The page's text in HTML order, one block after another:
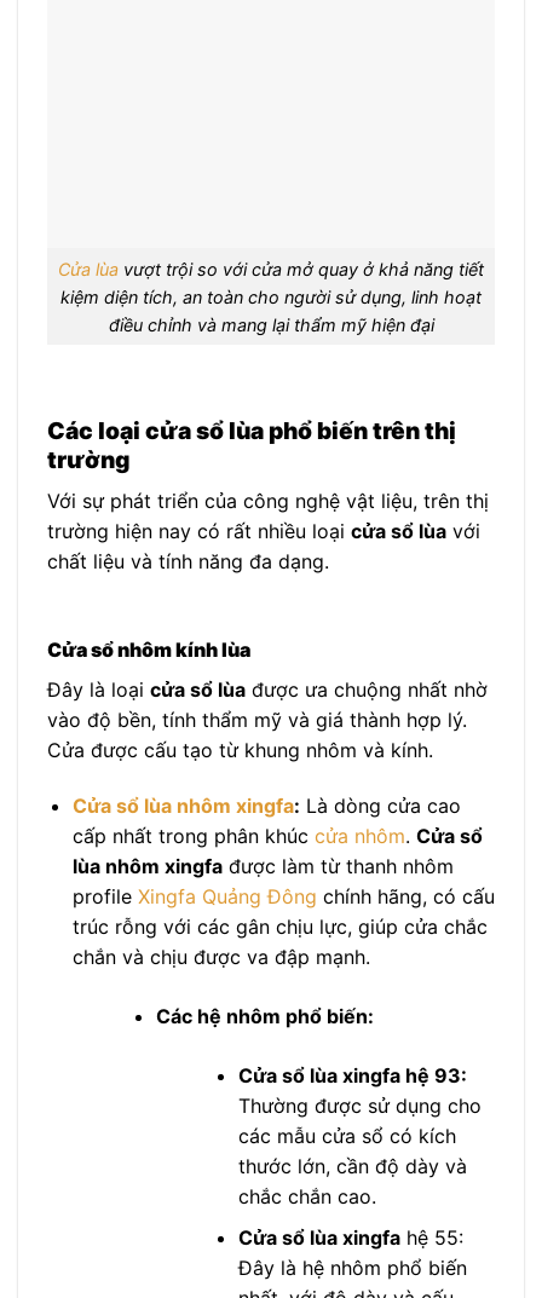
Cửa lùa vượt trội so với cửa mở quay ở khả năng tiết
kiệm diện tích, an toàn cho người sử dụng, linh hoạt
điều chỉnh và mang lại thẩm mỹ hiện đại
Các loại cửa sổ lùa phổ biến trên thị
trường
Với sự phát triển của công nghệ vật liệu, trên thị
trường hiện nay có rất nhiều loại cửa sổ lùa với
chất liệu và tính năng đa dạng.
Cửa sổ nhôm kính lùa
Đây là loại cửa sổ lùa được ưa chuộng nhất nhờ
vào độ bền, tính thẩm mỹ và giá thành hợp lý.
Cửa được cấu tạo từ khung nhôm và kính.
Cửa sổ lùa nhôm xingfa: Là dòng cửa cao
cấp nhất trong phân khúc cửa nhôm. Cửa sổ
lùa nhôm xingfađược làm từ thanh nhôm
profile Xingfa Quảng Đông chính hãng, có cấu
trúc rỗng với các gân chịu lực, giúp cửa chắc
chắn và chịu được va đập mạnh.
Các hệ nhôm phổ biến:
Cửa sổ lùa xingfa hệ 93:
Thường được sử dụng cho
các mẫu cửa sổ có kích
thước lớn, cần độ dày và
chắc chắn cao.
Cửa sổ lùa xingfa hệ 55:
Đây là hệ nhôm phổ biến